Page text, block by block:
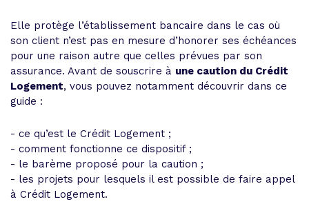
Elle protège l’établissement bancaire dans le cas où
son client n’est pas en mesure d’honorer ses échéances
pour une raison autre que celles prévues par son
assurance. Avant de souscrire à une caution du Crédit
Logement, vous pouvez notamment découvrir dans ce
guide :
- ce qu’est le Crédit Logement ;
- comment fonctionne ce dispositif ;
- le barème proposé pour la caution ;
- les projets pour lesquels il est possible de faire appel
à Crédit Logement.